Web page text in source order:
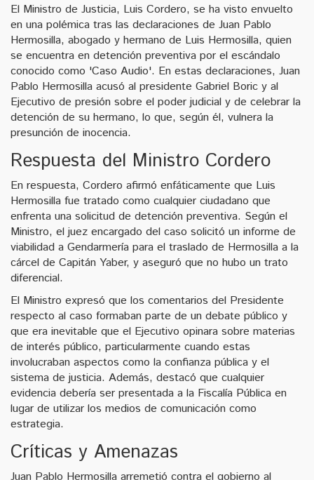
El Ministro de Justicia, Luis Cordero, se ha visto envuelto
en una polémica tras las declaraciones de Juan Pablo
Hermosilla, abogado y hermano de Luis Hermosilla, quien
se encuentra en detención preventiva por el escándalo
conocido como 'Caso Audio'. En estas declaraciones, Juan
Pablo Hermosilla acusó al presidente Gabriel Boric y al
Ejecutivo de presión sobre el poder judicial y de celebrar la
detención de su hermano, lo que, según él, vulnera la
presunción de inocencia.
Respuesta del Ministro Cordero
En respuesta, Cordero afirmó enfáticamente que Luis
Hermosilla fue tratado como cualquier ciudadano que
enfrenta una solicitud de detención preventiva. Según el
Ministro, el juez encargado del caso solicitó un informe de
viabilidad a Gendarmería para el traslado de Hermosilla a la
cárcel de Capitán Yaber, y aseguró que no hubo un trato
diferencial.
El Ministro expresó que los comentarios del Presidente
respecto al caso formaban parte de un debate público y
que era inevitable que el Ejecutivo opinara sobre materias
de interés público, particularmente cuando estas
involucraban aspectos como la confianza pública y el
sistema de justicia. Además, destacó que cualquier
evidencia debería ser presentada a la Fiscalía Pública en
lugar de utilizar los medios de comunicación como
estrategia.
Críticas y Amenazas
Juan Pablo Hermosilla arremetió contra el gobierno al